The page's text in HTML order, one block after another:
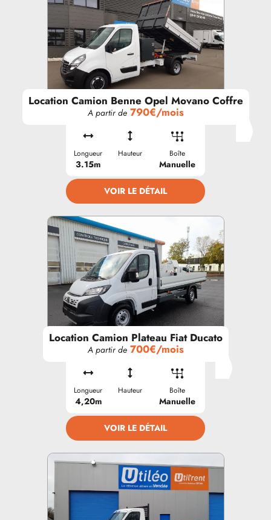
Location Camion Benne Opel Movano Coffre
A partir de 790€/mois
Longueur
3.15m
Hauteur Boîte
Manuelle
VOIR LE DÉTAIL
Location Camion Plateau Fiat Ducato
A partir de 700€/mois
Longueur
4,20m
Hauteur Boîte
Manuelle
VOIR LE DÉTAIL